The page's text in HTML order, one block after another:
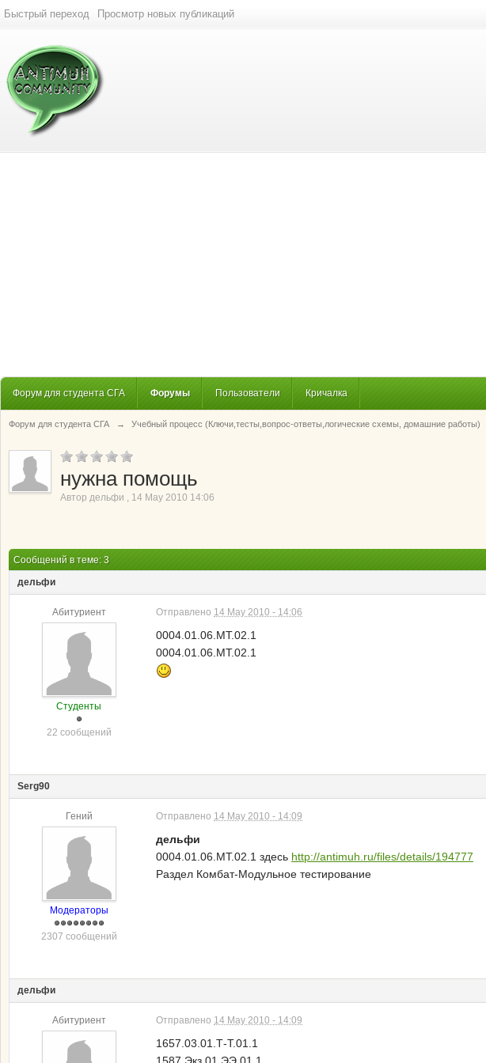
Быстрый переход Просмотр новых публикаций
Форум для студента СГА Форумы Пользователи Кричалка
Форум для студента СГА → Учебный процесс (Ключи,тесты,вопрос-ответы,логические схемы, домашние работы)
нужна помощь
Автор дельфи , 14 May 2010 14:06
Сообщений в теме: 3
дельфи
Абитуриент
Студенты
22 сообщений
Отправлено 14 May 2010 - 14:06
0004.01.06.МТ.02.1
0004.01.06.МТ.02.1
Serg90
Гений
Модераторы
2307 сообщений
Отправлено 14 May 2010 - 14:09
дельфи
0004.01.06.MT.02.1 здесь http://antimuh.ru/files/details/194777
Раздел Комбат-Модульное тестирование
дельфи
Абитуриент Отправлено 14 May 2010 - 14:09
1657.03.01.Т-Т.01.1